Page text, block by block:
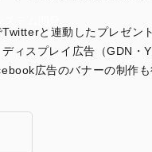
テム開発
Twitterと連動したプレゼン
ィスプレイ広告（GDN・
広告のバナーの制作も